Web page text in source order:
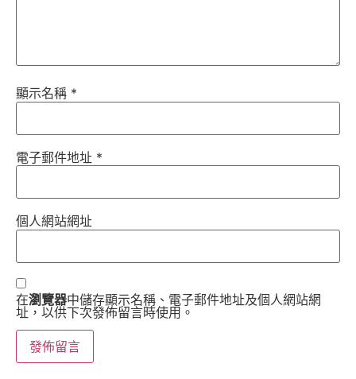
顯示名稱 *
電子郵件地址 *
個人網站網址
在瀏覽器中儲存顯示名稱、電子郵件地址及個人網站網
址，以供下次發佈留言時使用。